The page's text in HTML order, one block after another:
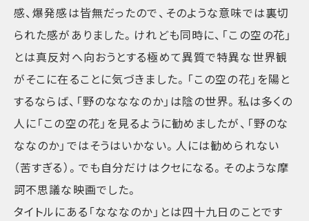
感、爆発感は皆無だったので、そのような意味では裏切
られた感がありました。けれども同時に、「この空の花」
とは真反対へ向おうとする極めて異質で特異な世界観
がそこに在ることに気づきました。「この空の花」を陽と
するならば、「野のなななのか」は陰の世界。私は多くの
人に「この空の花」を見るように勧めましたが、「野のな
ななのか」ではそうはいかない。人には勧められない
（苦すぎる）。でも自分だけはクセになる。そのような摩
訶不思議な映画でした。
タイトルにある「なななのか」とは四十九日のことです